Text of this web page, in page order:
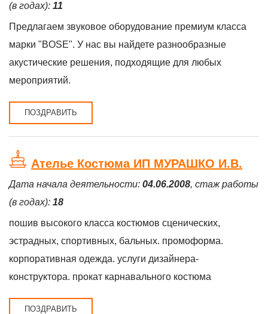
(в годах): 11
Предлагаем звуковое оборудование премиум класса
марки "BOSE". У нас вы найдете разнообразные
акустические решения, подходящие для любых
мероприятий.
ПОЗДРАВИТЬ
Ателье Костюма ИП МУРАШКО И.В.
Дата начала деятельности: 04.06.2008, стаж работы
(в годах): 18
пошив высокого класса костюмов сценических,
эстрадных, спортивных, бальных. промоформа.
корпоративная одежда. услуги дизайнера-
конструктора. прокат карнавального костюма
ПОЗДРАВИТЬ